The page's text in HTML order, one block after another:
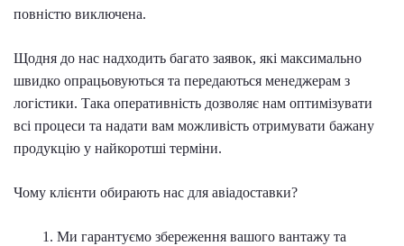
повністю виключена.
Щодня до нас надходить багато заявок, які максимально
швидко опрацьовуються та передаються менеджерам з
логістики. Така оперативність дозволяє нам оптимізувати
всі процеси та надати вам можливість отримувати бажану
продукцію у найкоротші терміни.
Чому клієнти обирають нас для авіадоставки?
Ми гарантуємо збереження вашого вантажу та